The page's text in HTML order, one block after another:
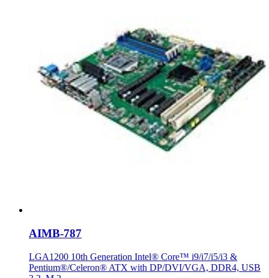
AIMB-787
LGA1200 10th Generation Intel® Core™ i9/i7/i5/i3 &
Pentium®/Celeron® ATX with DP/DVI/VGA, DDR4, USB